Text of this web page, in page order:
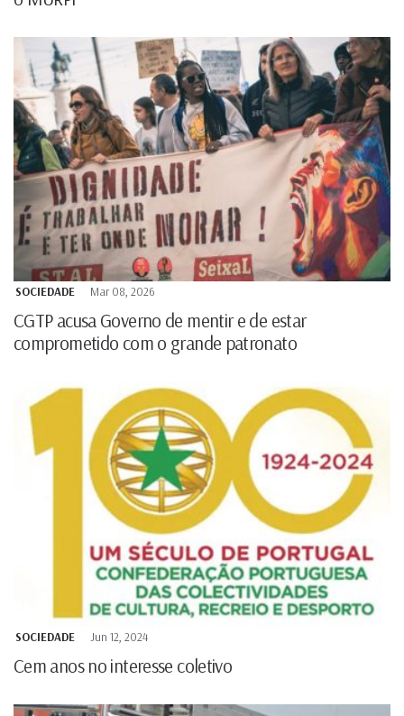
SOCIEDADE Mar 08, 2026
CGTP acusa Governo de mentir e de estar
comprometido com o grande patronato
SOCIEDADE Jun 12, 2024
Cem anos no interesse coletivo